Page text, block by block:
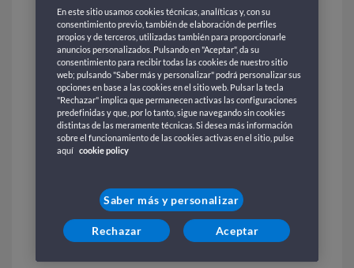
En este sitio usamos cookies técnicas, analíticas y, con su
consentimiento previo, también de elaboración de perfiles
propios y de terceros, utilizadas también para proporcionarle
anuncios personalizados. Pulsando en "Aceptar", da su
consentimiento para recibir todas las cookies de nuestro sitio
web; pulsando "Saber más y personalizar" podrá personalizar sus
opciones en base a las cookies en el sitio web. Pulsar la tecla
"Rechazar" implica que permanecen activas las configuraciones
predefinidas y que, por lo tanto, sigue navegando sin cookies
distintas de las meramente técnicas. Si desea más información
sobre el funcionamiento de las cookies activas en el sitio, pulse
aquí cookie policy
Saber más y personalizar
Rechazar Aceptar